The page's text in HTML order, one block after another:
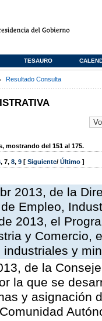
TESAURO
Resultado Consulta
mostrando del 151 al 175.
, 7, 8, 9 [ Siguiente/ Último ]
2013, de la
Empleo,
2013, el
y Comercio,
y
de la
la que se
y asignación